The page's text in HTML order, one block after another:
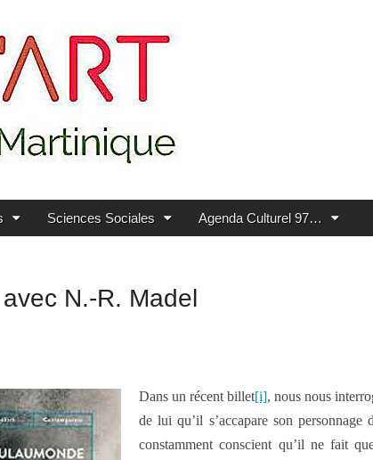
Sciences Sociales Agenda Culturel 97…
N.-R. Madel
Dans un récent billet[i], nous nous
de lui qu’il s’accapare son
constamment conscient qu’il ne fait